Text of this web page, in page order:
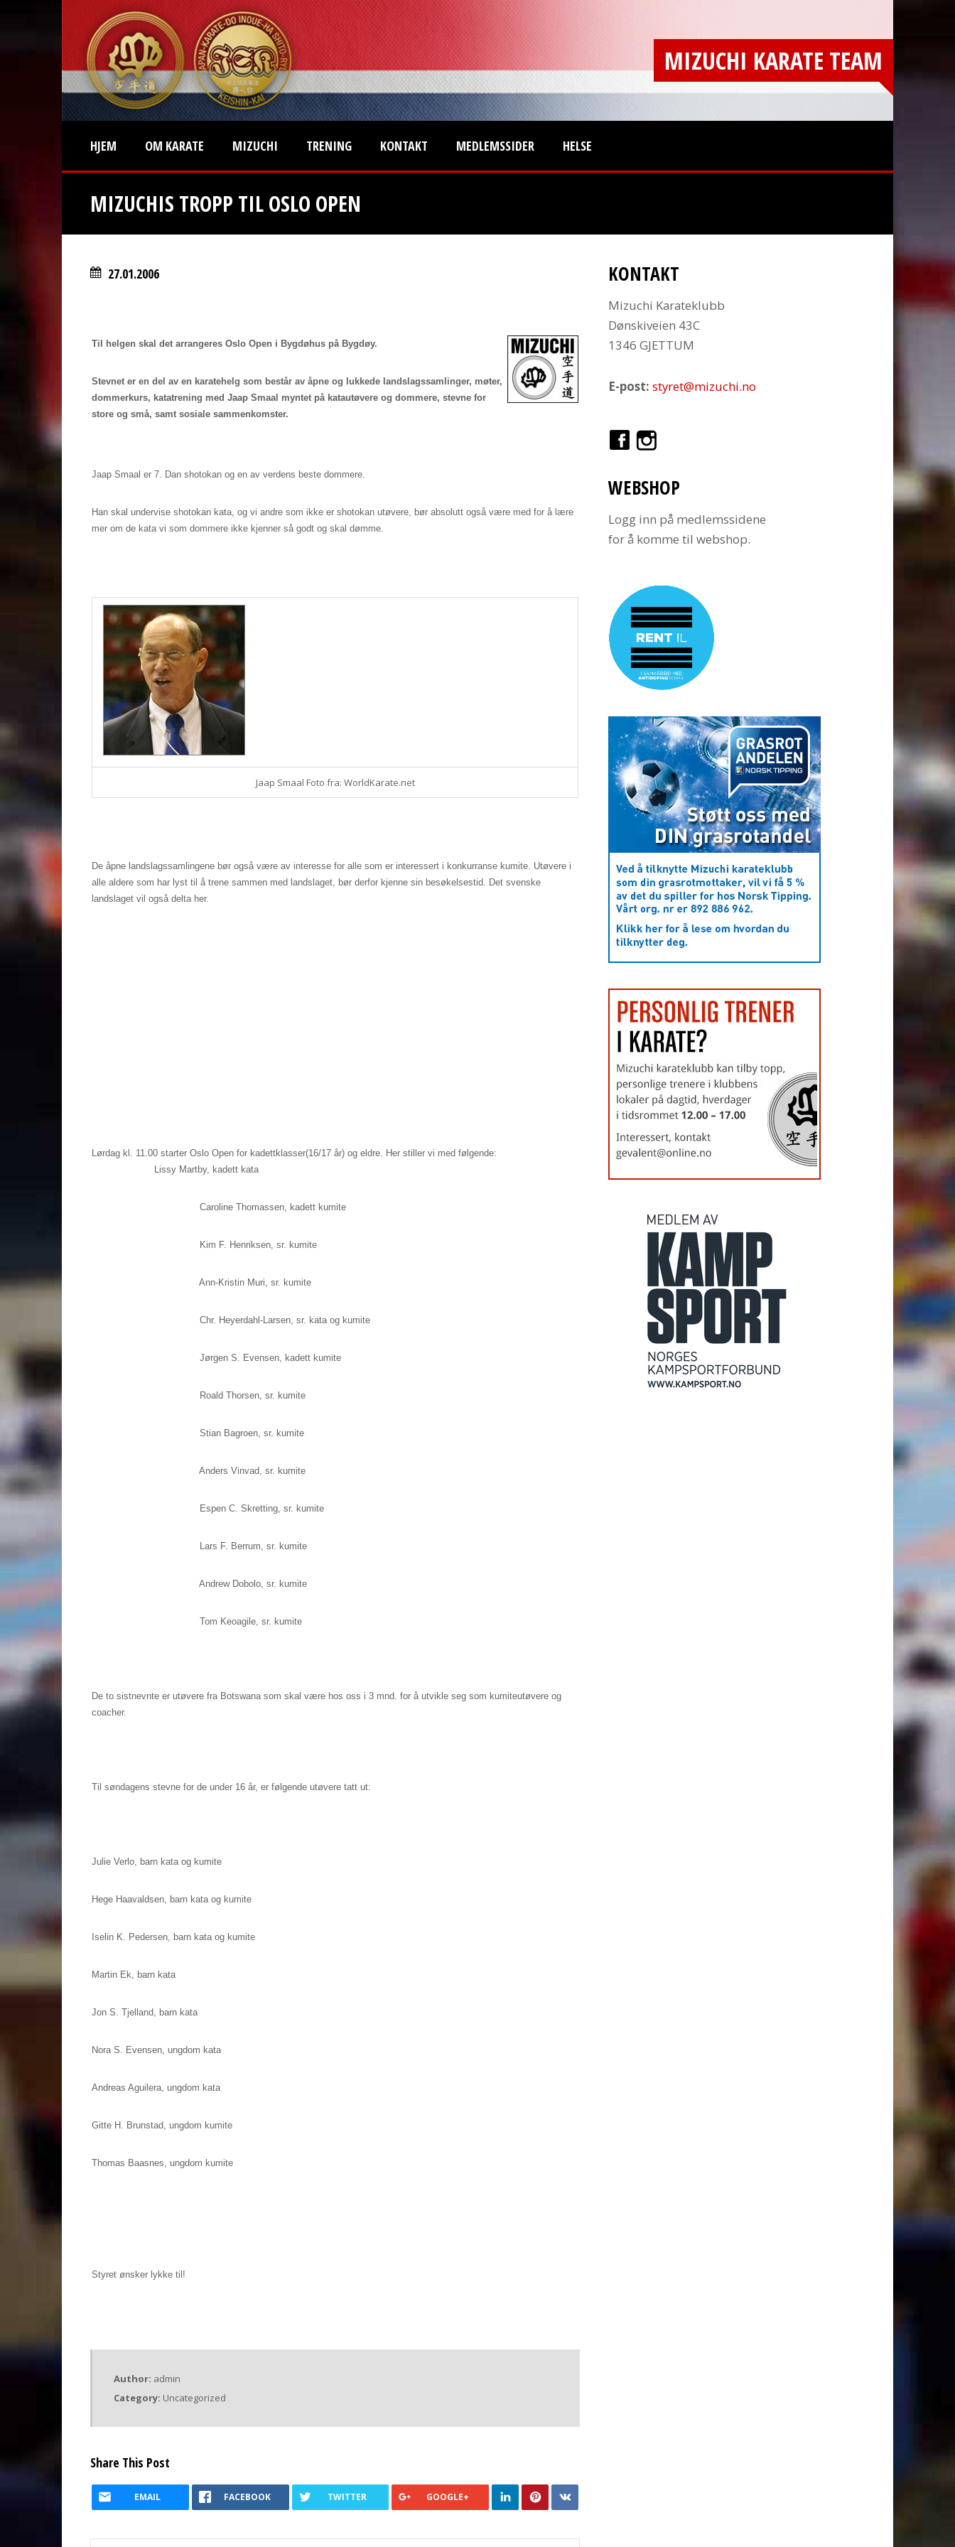
MIZUCHI KARATE TEAM
HJEM OM KARATE MIZUCHI TRENING KONTAKT MEDLEMSSIDER HELSE
MIZUCHIS TROPP TIL OSLO OPEN
27.01.2006
Til helgen skal det arrangeres Oslo Open i Bygdøhus på Bygdøy.
Stevnet er en del av en karatehelg som består av åpne og lukkede landslagssamlinger, møter,
dommerkurs, katatrening med Jaap Smaal myntet på katautøvere og dommere, stevne for
store og små, samt sosiale sammenkomster.
Jaap Smaal er 7. Dan shotokan og en av verdens beste dommere.
Han skal undervise shotokan kata, og vi andre som ikke er shotokan utøvere, bør absolutt også være med for å lære
mer om de kata vi som dommere ikke kjenner så godt og skal dømme.
Jaap Smaal Foto fra: WorldKarate.net
De åpne landslagssamlingene bør også være av interesse for alle som er interessert i konkurranse kumite. Utøvere i
alle aldere som har lyst til å trene sammen med landslaget, bør derfor kjenne sin besøkelsestid. Det svenske
landslaget vil også delta her.
Lørdag kl. 11.00 starter Oslo Open for kadettklasser(16/17 år) og eldre. Her stiller vi med følgende:
Lissy Martby, kadett kata
Caroline Thomassen, kadett kumite
Kim F. Henriksen, sr. kumite
Ann-Kristin Muri, sr. kumite
Chr. Heyerdahl-Larsen, sr. kata og kumite
Jørgen S. Evensen, kadett kumite
Roald Thorsen, sr. kumite
Stian Bagroen, sr. kumite
Anders Vinvad, sr. kumite
Espen C. Skretting, sr. kumite
Lars F. Berrum, sr. kumite
Andrew Dobolo, sr. kumite
Tom Keoagile, sr. kumite
De to sistnevnte er utøvere fra Botswana som skal være hos oss i 3 mnd. for å utvikle seg som kumiteutøvere og
coacher.
Til søndagens stevne for de under 16 år, er følgende utøvere tatt ut:
Julie Verlo, barn kata og kumite
Hege Haavaldsen, barn kata og kumite
Iselin K. Pedersen, barn kata og kumite
Martin Ek, barn kata
Jon S. Tjelland, barn kata
Nora S. Evensen, ungdom kata
Andreas Aguilera, ungdom kata
Gitte H. Brunstad, ungdom kumite
Thomas Baasnes, ungdom kumite
Styret ønsker lykke til!
Author: admin
Category: Uncategorized
Share This Post
EMAIL FACEBOOK TWITTER GOOGLE+
KONTAKT
Mizuchi Karateklubb
Dønskiveien 43C
1346 GJETTUM
E-post: styret@mizuchi.no
WEBSHOP
Logg inn på medlemssidene
for å komme til webshop.